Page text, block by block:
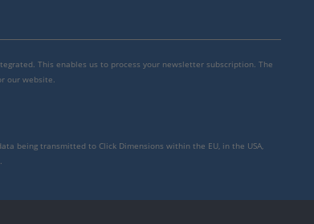
This enables us to process your newsletter subscription. The
our website.
being transmitted to Click Dimensions within the EU, in the USA,
.